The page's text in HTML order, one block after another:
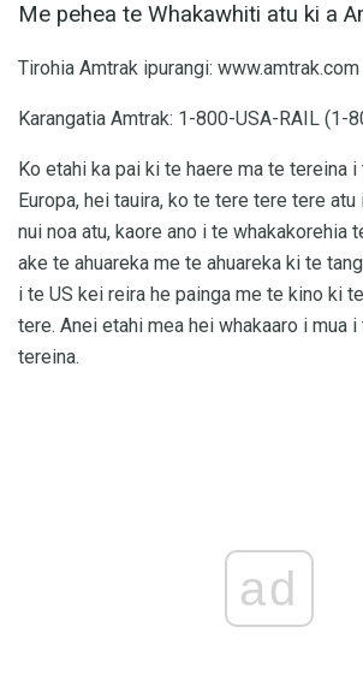
Me pehea te Whakawhiti atu ki a
Tirohia Amtrak ipurangi: www.amtrak.com
Karangatia Amtrak: 1-800-USA-RAIL (1-
Ko etahi ka pai ki te haere ma te tereina
Europa, hei tauira, ko te tere tere tere atu
nui noa atu, kaore ano i te whakakorehia
ake te ahuareka me te ahuareka ki te
i te US kei reira he painga me te kino ki
tere. Anei etahi mea hei whakaaro i mua
tereina.
ad